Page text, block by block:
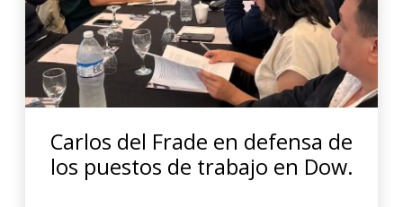
Carlos del Frade en defensa de
los puestos de trabajo en Dow.